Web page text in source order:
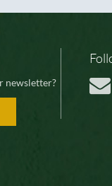
newsletter?